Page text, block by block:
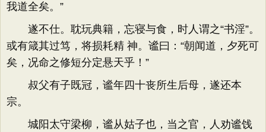
我道全矣。”
遂不仕。耽玩典籍，忘寝与食，时人谓之“书淫”。
或有箴其过笃，将损耗精 神。谧曰：“朝闻道，夕死可
矣，况命之修短分定悬天乎！”
叔父有子既冠，谧年四十丧所生后母，遂还本
宗。
城阳太守梁柳，谧从姑子也，当之官，人劝谧饯